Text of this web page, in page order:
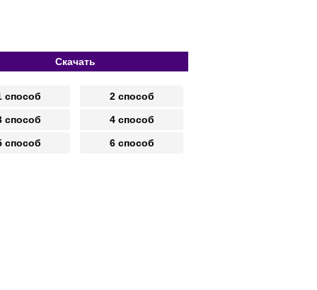
Скачать
способ 2 способ
способ 4 способ
способ 6 способ